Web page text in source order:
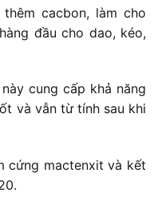
cacbon, làm cho
đầu cho dao, kéo,
cung cấp khả năng
và vẫn từ tính sau khi
cứng mactenxit và kết